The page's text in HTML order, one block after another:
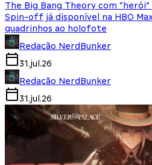
The Big Bang Theory com
Spin-off já disponível na HBO
quadrinhos ao holofote
Redação NerdBunker
31.jul.26
Redação NerdBunker
31.jul.26